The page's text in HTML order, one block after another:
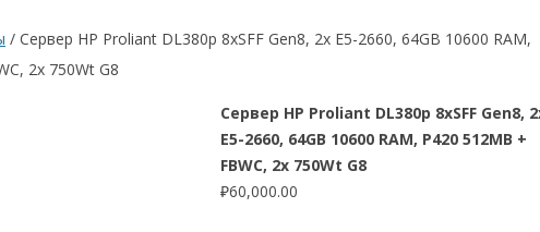
/ Сервер HP Proliant DL380p 8xSFF Gen8, 2x E5-2660, 64GB 10600 RAM,
2x 750Wt G8
Сервер HP Proliant DL380p 8xSFF Gen8,
E5-2660, 64GB 10600 RAM, P420 512MB +
FBWC, 2x 750Wt G8
₽60,000.00